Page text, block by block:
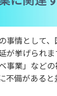
事情として
が挙げられま
事業」など
不備がある